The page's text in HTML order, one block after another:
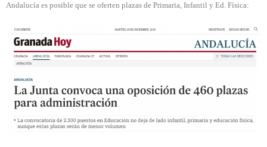
Andalucía es posible que se oferten plazas de Primaria, Infantil y Ed. Física: